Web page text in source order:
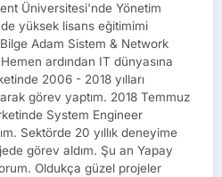
Üniversitesi'nde Yönetim
yüksek lisans eğitimimi
Adam Sistem & Network
ardından IT dünyasına
2006 - 2018 yılları
görev yaptım. 2018 Temmuz
System Engineer
Sektörde 20 yıllık deneyime
görev aldım. Şu an Yapay
Oldukça güzel projeler